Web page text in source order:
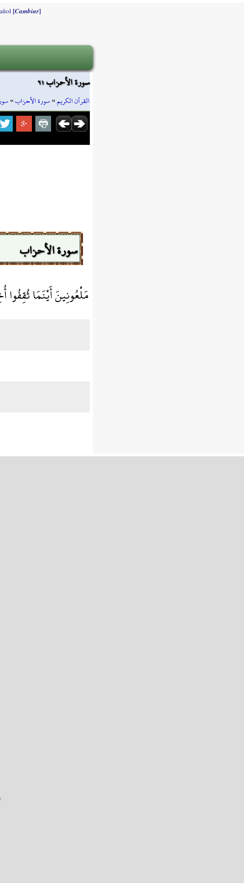
[Cambiar]
سورة الأحزاب ٦١
القرآن الكريم»سورة الأحزاب»
سورة الأحزاب
مَلْعُونِينَ أَيْنَمَا ثُقِفُوا